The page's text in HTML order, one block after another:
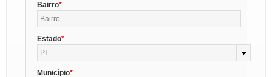
Bairro
Estado
PI
Município